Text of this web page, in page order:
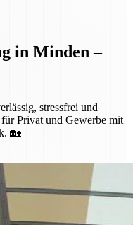
in Minden –
stressfrei und
Privat und Gewerbe mit
🏡